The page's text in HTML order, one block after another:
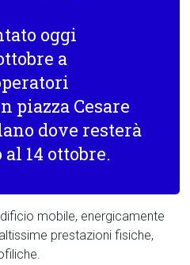
oggi
a
piazza Cesare
dove resterà
14 ottobre.
mobile, energicamente
prestazioni fisiche,